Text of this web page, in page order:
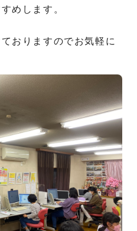
めします。
おりますのでお気軽に